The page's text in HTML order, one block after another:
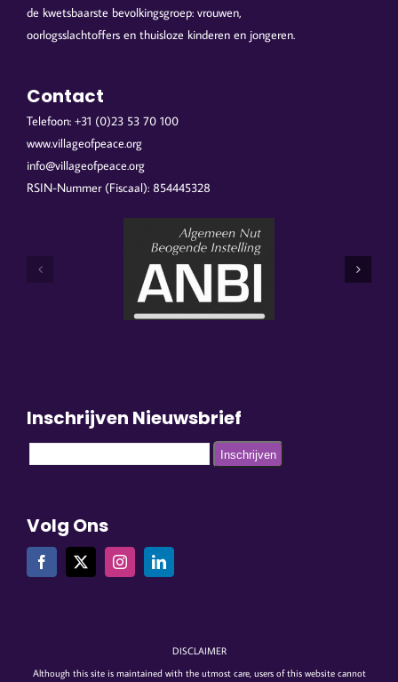
de kwetsbaarste bevolkingsgroep: vrouwen,
oorlogsslachtoffers en thuisloze kinderen en jongeren.
Contact
Telefoon: +31 (0)23 53 70 100
www.villageofpeace.org
info@villageofpeace.org
RSIN-Nummer (Fiscaal): 854445328
Inschrijven Nieuwsbrief
Volg Ons
DISCLAIMER
Although this site is maintained with the utmost care, users of this website cannot